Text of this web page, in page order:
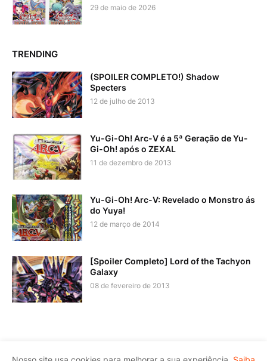
29 de maio de 2026
TRENDING
(SPOILER COMPLETO!) Shadow
Specters
12 de julho de 2013
Yu-Gi-Oh! Arc-V é a 5ª Geração de Yu-
Gi-Oh! após o ZEXAL
11 de dezembro de 2013
Yu-Gi-Oh! Arc-V: Revelado o Monstro ás
do Yuya!
12 de março de 2014
[Spoiler Completo] Lord of the Tachyon
Galaxy
08 de fevereiro de 2013